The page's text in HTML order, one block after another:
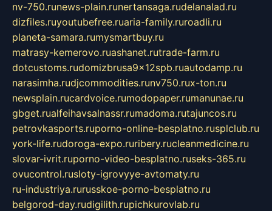
nv-750.runews-plain.runertansaga.rudelanalad.ru
dizfiles.ruyoutubefree.ruaria-family.ruroadli.ru
planeta-samara.rumysmartbuy.ru
matrasy-kemerovo.ruashanet.rutrade-farm.ru
dotcustoms.rudomizbrusa9x12spb.ruautodamp.ru
narasimha.rudjcommodities.runv750.rux-ton.ru
newsplain.rucardvoice.rumodopaper.rumanunae.ru
gbget.rualfeihavsalnassr.rumadoma.rutajuncos.ru
petrovkasports.ruporno-online-besplatno.rusplclub.ru
york-life.rudoroga-expo.ruribery.rucleanmedicine.ru
slovar-ivrit.ruporno-video-besplatno.ruseks-365.ru
ovucontrol.rusloty-igrovyye-avtomaty.ru
ru-industriya.rurusskoe-porno-besplatno.ru
belgorod-day.rudigilith.rupichkurovlab.ru